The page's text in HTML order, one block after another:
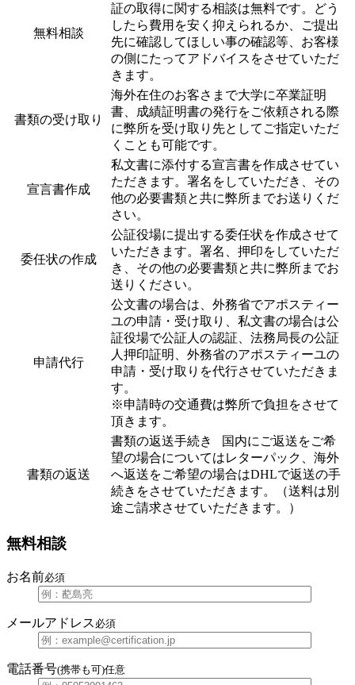
無料相談
証の取得に関する相談は無料です。どう
したら費用を安く抑えられるか、ご提出
先に確認してほしい事の確認等、お客様
の側にたってアドバイスをさせていただ
きます。
書類の受け取り
海外在住のお客さまで大学に卒業証明
書、成績証明書の発行をご依頼される際
に弊所を受け取り先としてご指定いただ
くことも可能です。
宣言書作成
私文書に添付する宣言書を作成させてい
ただきます。署名をしていただき、その
他の必要書類と共に弊所までお送りくだ
さい。
委任状の作成
公証役場に提出する委任状を作成させて
いただきます。署名、押印をしていただ
き、その他の必要書類と共に弊所までお
送りください。
申請代行
公文書の場合は、外務省でアポスティー
ユの申請・受け取り、私文書の場合は公
証役場で公証人の認証、法務局長の公証
人押印証明、外務省のアポスティーユの
申請・受け取りを代行させていただきま
す。
※申請時の交通費は弊所で負担をさせて
頂きます。
書類の返送
書類の返送手続き 国内にご返送をご希
望の場合についてはレターパック、海外
へ返送をご希望の場合はDHLで返送の手
続きをさせていただきます。（送料は別
途ご請求させていただきます。）
無料相談
お名前必須
メールアドレス 必須
電話番号(携帯も可)任意